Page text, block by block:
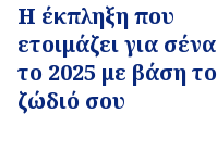
Η έκπληξη που
ετοιμάζει για σένα
το 2025 με βάση το
ζώδιό σου